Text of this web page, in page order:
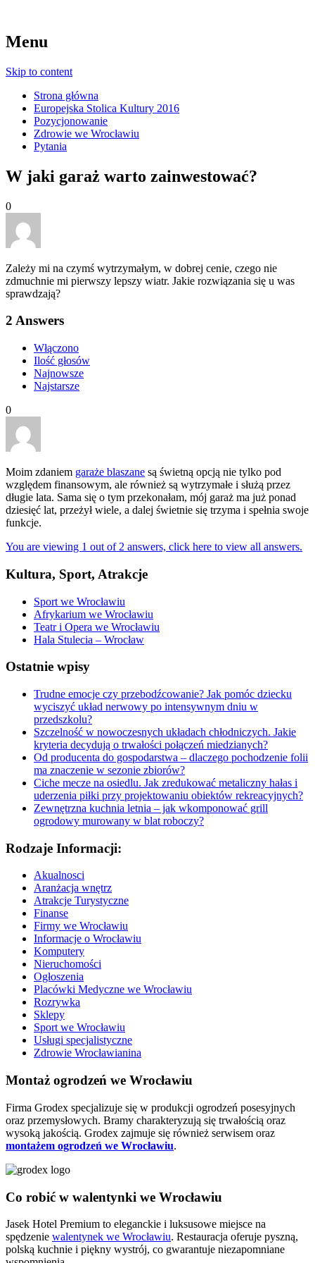
Menu
Skip to content
Strona główna
Europejska Stolica Kultury 2016
Pozycjonowanie
Zdrowie we Wrocławiu
Pytania
W jaki garaż warto zainwestować?
0
Zależy mi na czymś wytrzymałym, w dobrej cenie, czego nie
zdmuchnie mi pierwszy lepszy wiatr. Jakie rozwiązania się u was
sprawdzają?
2 Answers
Włączono
Ilość głosów
Najnowsze
Najstarsze
0
Moim zdaniem garaże blaszane są świetną opcją nie tylko pod
względem finansowym, ale również są wytrzymałe i służą przez
długie lata. Sama się o tym przekonałam, mój garaż ma już ponad
dziesięć lat, przeżył wiele, a dalej świetnie się trzyma i spełnia swoje
funkcje.
You are viewing 1 out of 2 answers, click here to view all answers.
Kultura, Sport, Atrakcje
Sport we Wrocławiu
Afrykarium we Wrocławiu
Teatr i Opera we Wrocławiu
Hala Stulecia – Wrocław
Ostatnie wpisy
Trudne emocje czy przebodźcowanie? Jak pomóc dziecku
wyciszyć układ nerwowy po intensywnym dniu w
przedszkolu?
Szczelność w nowoczesnych układach chłodniczych. Jakie
kryteria decydują o trwałości połączeń miedzianych?
Od producenta do gospodarstwa – dlaczego pochodzenie folii
ma znaczenie w sezonie zbiorów?
Ciche mecze na osiedlu. Jak zredukować metaliczny hałas i
uderzenia piłki przy projektowaniu obiektów rekreacyjnych?
Zewnętrzna kuchnia letnia – jak wkomponować grill
ogrodowy murowany w blat roboczy?
Rodzaje Informacji:
Akualnosci
Aranżacja wnętrz
Atrakcje Turystyczne
Finanse
Firmy we Wrocławiu
Informacje o Wrocławiu
Komputery
Nieruchomości
Ogłoszenia
Placówki Medyczne we Wrocławiu
Rozrywka
Sklepy
Sport we Wrocławiu
Usługi specjalistyczne
Zdrowie Wrocławianina
Montaż ogrodzeń we Wrocławiu
Firma Grodex specjalizuje się w produkcji ogrodzeń posesyjnych
oraz przemysłowych. Bramy charakteryzują się trwałością oraz
wysoką jakością. Grodex zajmuje się również serwisem oraz
montażem ogrodzeń we Wrocławiu.
Co robić w walentynki we Wrocławiu
Jasek Hotel Premium to eleganckie i luksusowe miejsce na
spędzenie walentynek we Wrocławiu. Restauracja oferuje pyszną,
polską kuchnie i piękny wystrój, co gwarantuje niezapomniane